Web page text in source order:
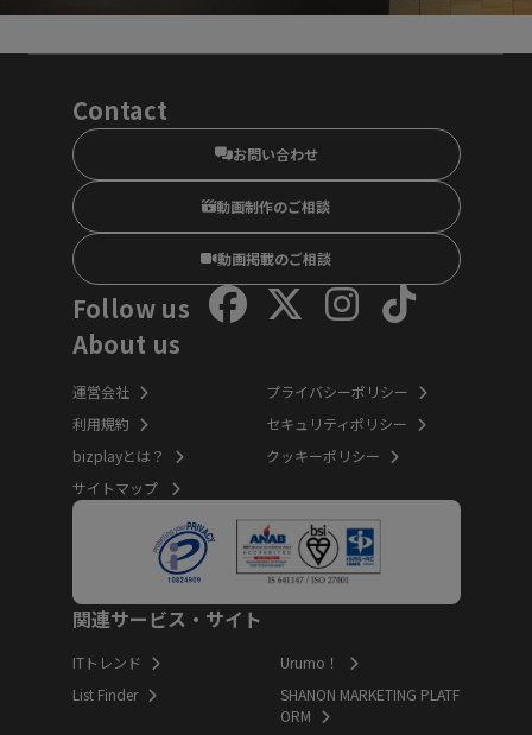
Contact
お問い合わせ
動画制作のご相談
動画掲載のご相談
Follow us
About us
運営会社
利用規約
bizplayとは？
サイトマップ
プライバシーポリシー
セキュリティポリシー
クッキーポリシー
関連サービス・サイト
ITトレンド
List Finder
Urumo！
SHANON MARKETING PLATF
ORM